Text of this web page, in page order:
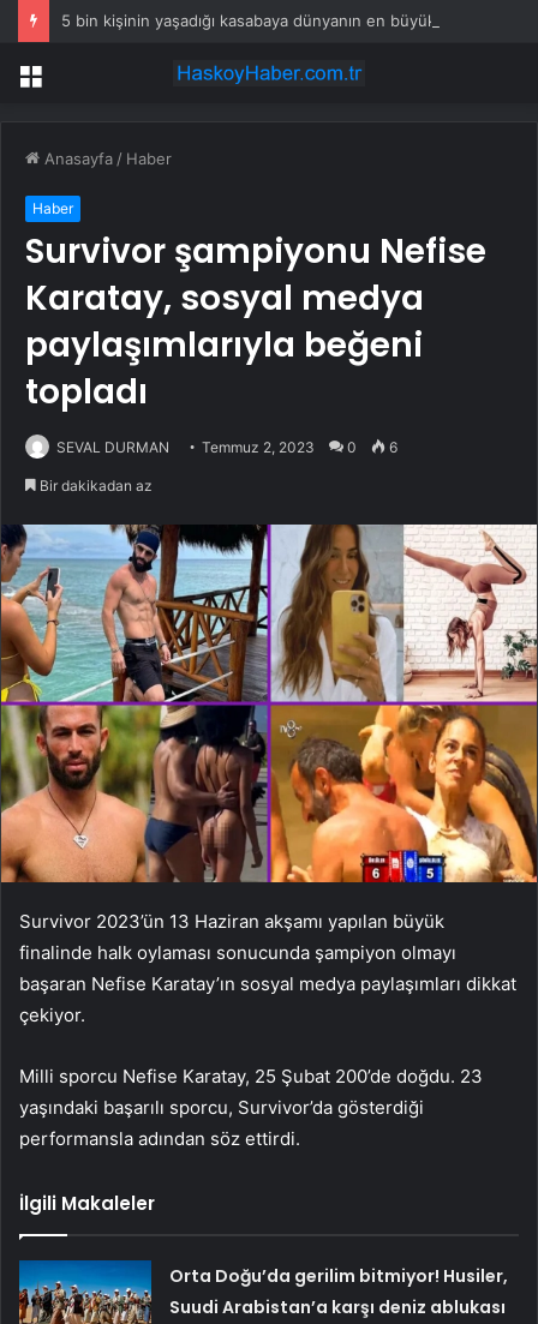
Menü
Anasayfa / Haber
Haber
Survivor şampiyonu Nefise
Karatay, sosyal medya
paylaşımlarıyla beğeni
topladı
SEVAL DURMAN Temmuz 2, 2023 0 6
Bir dakikadan az
Survivor 2023’ün 13 Haziran akşamı yapılan büyük
finalinde halk oylaması sonucunda şampiyon olmayı
başaran Nefise Karatay’ın sosyal medya paylaşımları dikkat
çekiyor.
Milli sporcu Nefise Karatay, 25 Şubat 200’de doğdu. 23
yaşındaki başarılı sporcu, Survivor’da gösterdiği
performansla adından söz ettirdi.
İlgili Makaleler
Orta Doğu’da gerilim bitmiyor! Husiler,
Suudi Arabistan’a karşı deniz ablukası